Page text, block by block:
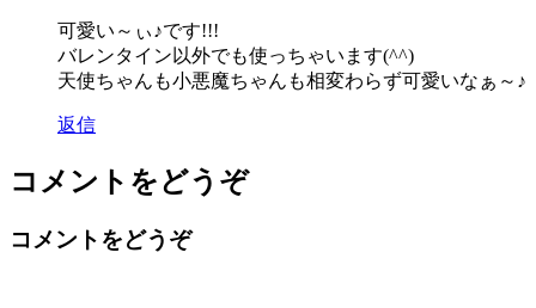
可愛い～ぃ♪です!!!
バレンタイン以外でも使っちゃいます(^^)
天使ちゃんも小悪魔ちゃんも相変わらず可愛いなぁ～♪
返信
コメントをどうぞ
コメントをどうぞ